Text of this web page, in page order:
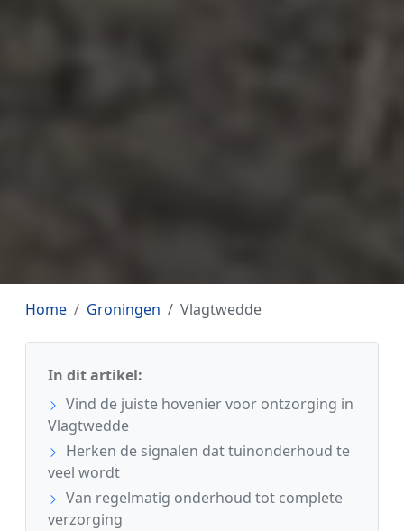
Home Groningen Vlagtwedde
In dit artikel:
Vind de juiste hovenier voor ontzorging in
Vlagtwedde
Herken de signalen dat tuinonderhoud te
veel wordt
Van regelmatig onderhoud tot complete
verzorging